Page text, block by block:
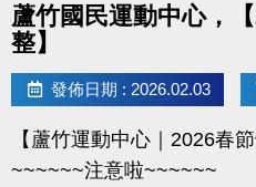
蘆竹國民運動中心，
整】
發佈日期 : 2026.02.03
【蘆竹運動中心｜2026春
~~~~~~注意啦~~~~~~